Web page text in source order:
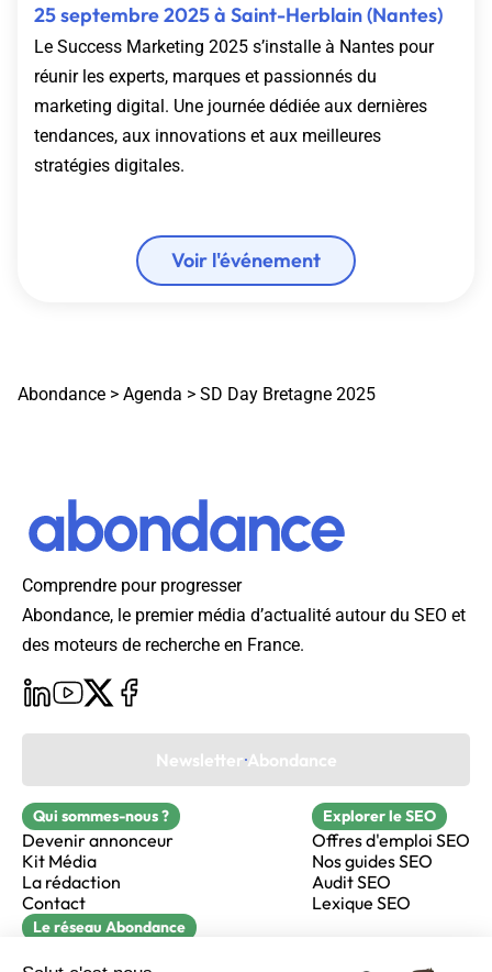
25 septembre 2025 à Saint-Herblain(Nantes)
Le Success Marketing 2025 s’installe à Nantes pour
réunir les experts, marques et passionnés du
marketing digital. Une journée dédiée aux dernières
tendances, aux innovations et aux meilleures
stratégies digitales.
Voir l'événement
Abondance > Agenda > SD Day Bretagne 2025
Comprendre pour progresser
Abondance, le premier média d’actualité autour du SEO et
des moteurs de recherche en France.
Newsletter Abondance
Qui sommes-nous ?
Devenir annonceur
Kit Média
La rédaction
Contact
Explorer le SEO
Offres d'emploi SEO
Nos guides SEO
Audit SEO
Lexique SEO
Le réseau Abondance